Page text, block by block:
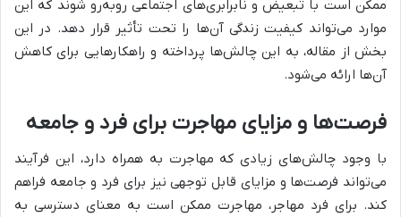
ممکن است با تبعیض و نابرابری‌های اجتماعی روبه‌رو شوند که این
موارد می‌تواند کیفیت زندگی آن‌ها را تحت تأثیر قرار دهد. در این
بخش از مقاله، به این چالش‌ها پرداخته و راهکارهایی برای کاهش
آن‌ها ارائه می‌شود.
فرصت‌ها و مزایای مهاجرت برای فرد و جامعه
با وجود چالش‌های زیادی که مهاجرت به همراه دارد، این فرآیند
می‌تواند فرصت‌ها و مزایای قابل توجهی نیز برای فرد و جامعه فراهم
کند. برای فرد مهاجر، مهاجرت ممکن است به معنای دسترسی به